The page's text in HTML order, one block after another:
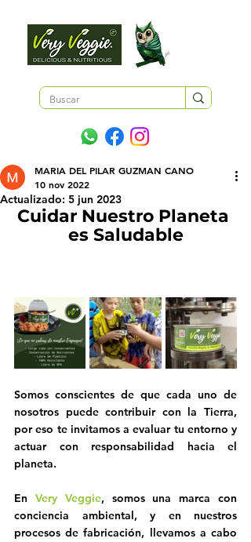
MARIA DEL PILAR GUZMAN CANO
10 nov 2022
Actualizado: 5 jun 2023
Cuidar Nuestro Planeta
es Saludable
Somos conscientes de que cada uno de
nosotros puede contribuir con la Tierra,
por eso te invitamos a evaluar tu entorno y
actuar con responsabilidad hacia el
planeta.
En Very Veggie, somos una marca con
conciencia ambiental, y en nuestros
procesos de fabricación, llevamos a cabo